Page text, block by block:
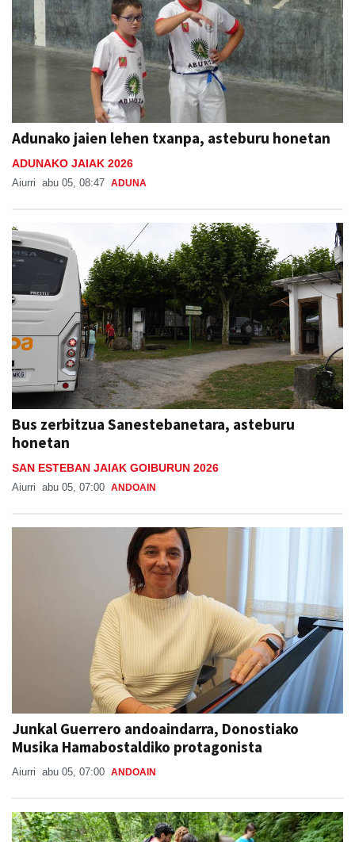
Adunako jaien lehen txanpa, asteburu honetan
ADUNAKO JAIAK 2026
Aiurri abu 05, 08:47 ADUNA
Bus zerbitzua Sanestebanetara, asteburu
honetan
SAN ESTEBAN JAIAK GOIBURUN 2026
Aiurri abu 05, 07:00 ANDOAIN
Junkal Guerrero andoaindarra, Donostiako
Musika Hamabostaldiko protagonista
Aiurri abu 05, 07:00 ANDOAIN